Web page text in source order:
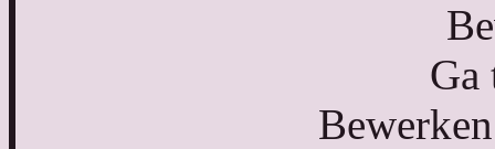
Ga